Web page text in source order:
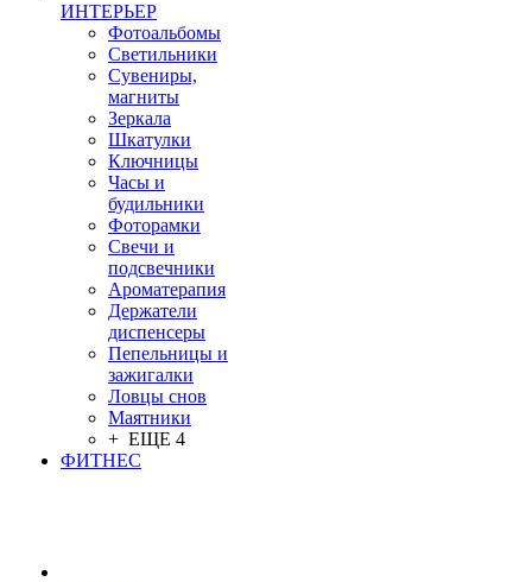
ИНТЕРЬЕР
Фотоальбомы
Светильники
Сувениры,
магниты
Зеркала
Шкатулки
Ключницы
Часы и
будильники
Фоторамки
Свечи и
подсвечники
Ароматерапия
Держатели
диспенсеры
Пепельницы и
зажигалки
Ловцы снов
Маятники
+ ЕЩЕ 4
ФИТНЕС